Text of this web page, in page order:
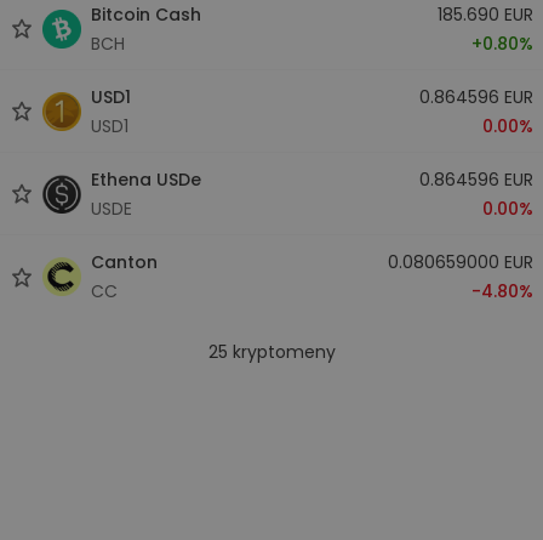
Bitcoin Cash
BCH
185.690 EUR
+0.80%
USD1
USD1
0.864596 EUR
0.00%
Ethena USDe
USDE
0.864596 EUR
0.00%
Canton
CC
0.080659000 EUR
-4.80%
25 kryptomeny